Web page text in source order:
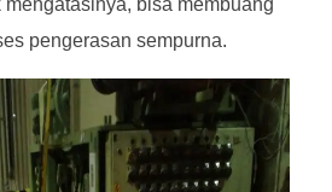
bisa membuang
pengerasan sempurna.